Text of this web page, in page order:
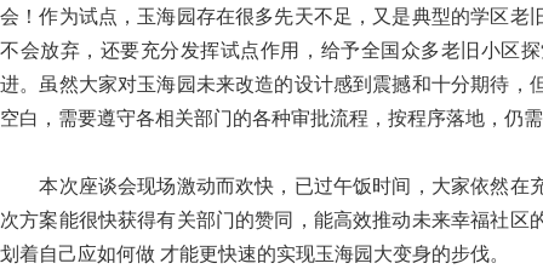
会！作为试点，玉海园存在很多先天不足，又是典型的学区
不会放弃，还要充分发挥试点作用，给予全国众多老旧小区
进。虽然大家对玉海园未来改造的设计感到震撼和十分期待
空白，需要遵守各相关部门的各种审批流程，按程序落地，仍
本次座谈会现场激动而欢快，已过午饭时间，大家依然在
次方案能很快获得有关部门的赞同，能高效推动未来幸福社
划着自己应如何做 才能更快速的实现玉海园大变身的步伐。